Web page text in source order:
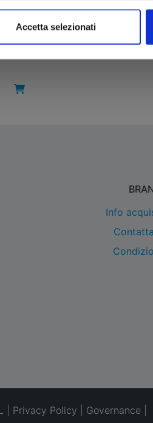
Accetta selezionati
Info
Privacy Policy Governance